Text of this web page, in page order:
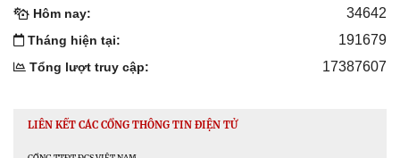
Hôm nay: 34642
Tháng hiện tại: 191679
Tổng lượt truy cập: 17387607
LIÊN KẾT CÁC CỔNG THÔNG TIN ĐIỆN TỬ